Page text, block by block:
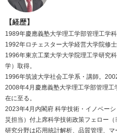
【経歴】
1989年慶應義塾大学理工学部管理工学科
1992年ロチェスター大学経営大学院修士
1996年東京工業大学大学院理工学研究
学）取得。
1996年筑波大学社会工学系・講師。
2008年4月慶應義塾大学理工学部管理
在に至る。
2023年4月内閣府 科学技術・イノベー
災担当）付上席科学技術政策フェロー（
研究分野は応用統計解析、品質管理、マ